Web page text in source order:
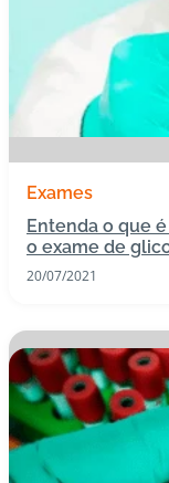
Exames
Entenda o que
o exame de
20/07/2021